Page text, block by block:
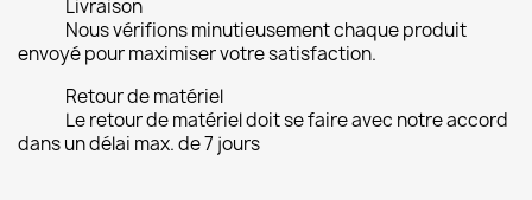
Livraison
Nous vérifions minutieusement chaque produit
envoyé pour maximiser votre satisfaction.
Retour de matériel
Le retour de matériel doit se faire avec notre accord
dans un délai max. de 7 jours